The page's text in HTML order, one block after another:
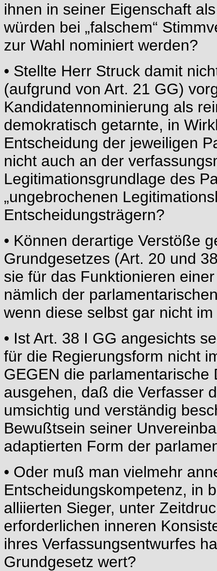
ihnen in seiner Eigenschaft
würden bei „falschem“
zur Wahl nominiert werden?
• Stellte Herr Struck damit
(aufgrund von Art. 21 GG)
Kandidatennominierung als
demokratisch getarnte, in
Entscheidung der jeweiligen
nicht auch an der
Legitimationsgrundlage des
„ungebrochenen
Entscheidungsträgern?
• Können derartige Verstöße
Grundgesetzes (Art. 20 und
sie für das Funktionieren
nämlich der
wenn diese selbst gar nicht
• Ist Art. 38 I GG angesichts
für die Regierungsform nicht
GEGEN die
ausgehen, daß die Verfasser
umsichtig und verständig
Bewußtsein seiner
adaptierten Form der
• Oder muß man vielmehr
Entscheidungskompetenz, in
alliierten Sieger, unter
erforderlichen inneren
ihres Verfassungsentwurfes
Grundgesetz wert?